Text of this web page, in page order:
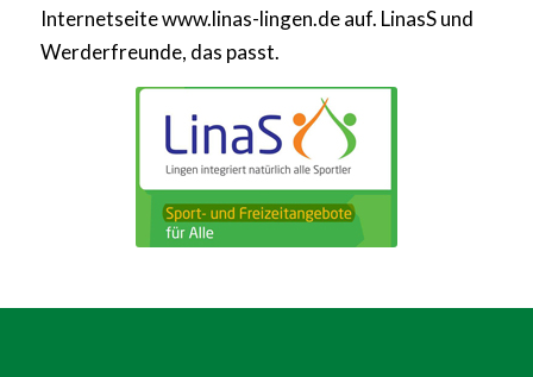
Internetseite www.linas-lingen.de auf. LinasS und
Werderfreunde, das passt.